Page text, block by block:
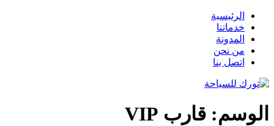
الرئيسية
خدماتنا
المدونة
من نحن
اتصل بنا
الوسم: قارب VIP